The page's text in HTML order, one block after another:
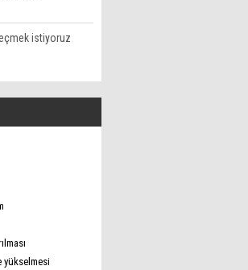
istiyoruz
yükselmesi